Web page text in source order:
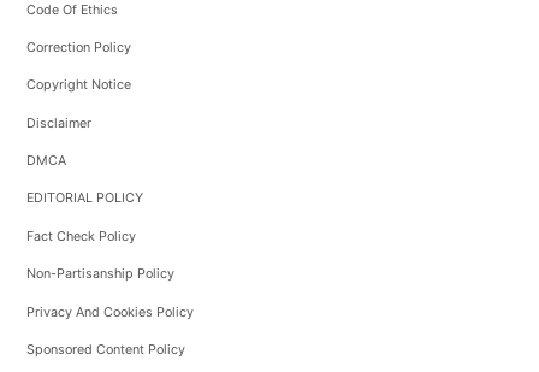
Code Of Ethics
Correction Policy
Copyright Notice
Disclaimer
DMCA
EDITORIAL POLICY
Fact Check Policy
Non-Partisanship Policy
Privacy And Cookies Policy
Sponsored Content Policy